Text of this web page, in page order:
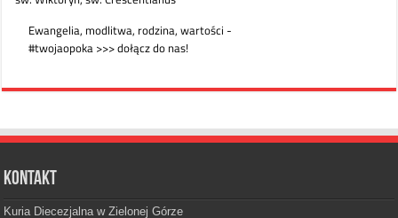
Kontakt
Kuria Diecezjalna w Zielonej Górze